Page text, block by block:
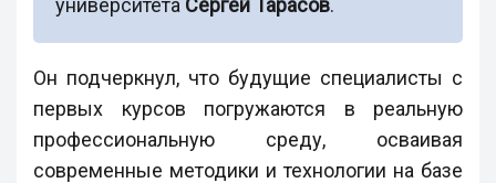
Он подчеркнул, что будущие специалисты с
первых курсов погружаются в реальную
профессиональную среду, осваивая
современные методики и технологии на базе